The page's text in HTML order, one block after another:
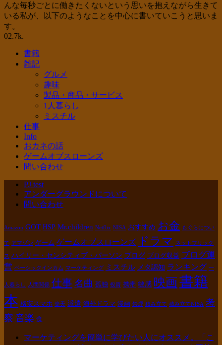
んな毎秒ごとに働きたくないという思いを抱えながら生きて
いる私が、以下のようなことを中心に書いていこうと思いま
す。
02.7k.
書籍
雑記
グルメ
趣味
製品・商品・サービス
1人暮らし
ミスチル
仕事
Info
おカネの話
ゲームオブスローンズ
問い合わせ
PJ test
アンダーグラウンドについて
問い合わせ
Amazon GOT HSP Mr.children Netflix NISA おすすめ お金 もぐらについ
て アマゾン ゲーム ゲームオブスローンズ ドラマ ネットフリック
ス ハイリー・センシティブ・パーソン ブログ ブログ収益 ブログ運
営 ベーシックインカム マーケティング ミスチル メタ認知 ランキング 一
人暮らし 人間関係 仕事 名曲 孤独 投資 携帯 敏感 映画書籍
本 格安スマホ 楽天 派遣 海外ドラマ 漫画 禁煙 積み立て 積み立てNISA 考
察 音楽 食
マーケティングを簡単に学びたい人にオススメ。「こ